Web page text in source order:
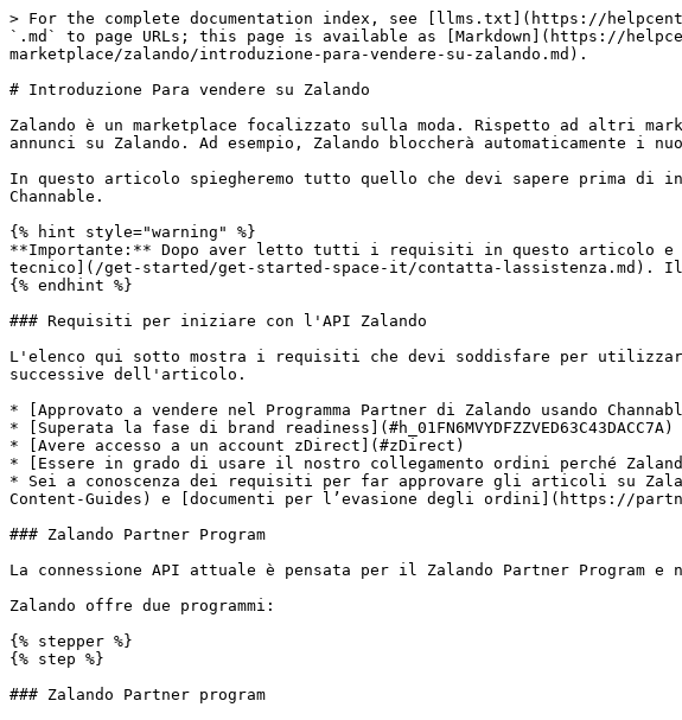
> For the complete documentation index, see [llms.txt](https://
`.md` to page URLs; this page is available as [Markdown](https://
marketplace/zalando/introduzione-para-vendere-su-zalando.md).
# Introduzione Para vendere su Zalando
Zalando è un marketplace focalizzato sulla moda. Rispetto ad altri
annunci su Zalando. Ad esempio, Zalando bloccherà
In questo articolo spiegheremo tutto quello che devi sapere prima di
Channable.
{% hint style="warning" %}
**Importante:** Dopo aver letto tutti i requisiti in questo articolo e
tecnico](/get-started/get-started-space-it/contatta-lassistenza.md).
{% endhint %}
### Requisiti per iniziare con l'API Zalando
L'elenco qui sotto mostra i requisiti che devi soddisfare per
successive dell'articolo.
* [Approvato a vendere nel Programma Partner di Zalando usando
* [Superata la fase di brand readiness](#h_01FN6MVYDFZZVED63C43DACC7A)
* [Avere accesso a un account zDirect](#zDirect)
* [Essere in grado di usare il nostro collegamento ordini perché
* Sei a conoscenza dei requisiti per far approvare gli articoli su
Content-Guides) e [documenti per l’evasione degli ordini](https://
### Zalando Partner Program
La connessione API attuale è pensata per il Zalando Partner Program e
Zalando offre due programmi:
{% stepper %}
{% step %}
### Zalando Partner program